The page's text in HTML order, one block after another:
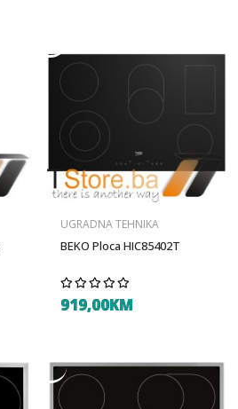
UGRADNA TEHNIKA
BEKO Ploca HIC85402T
919,00KM